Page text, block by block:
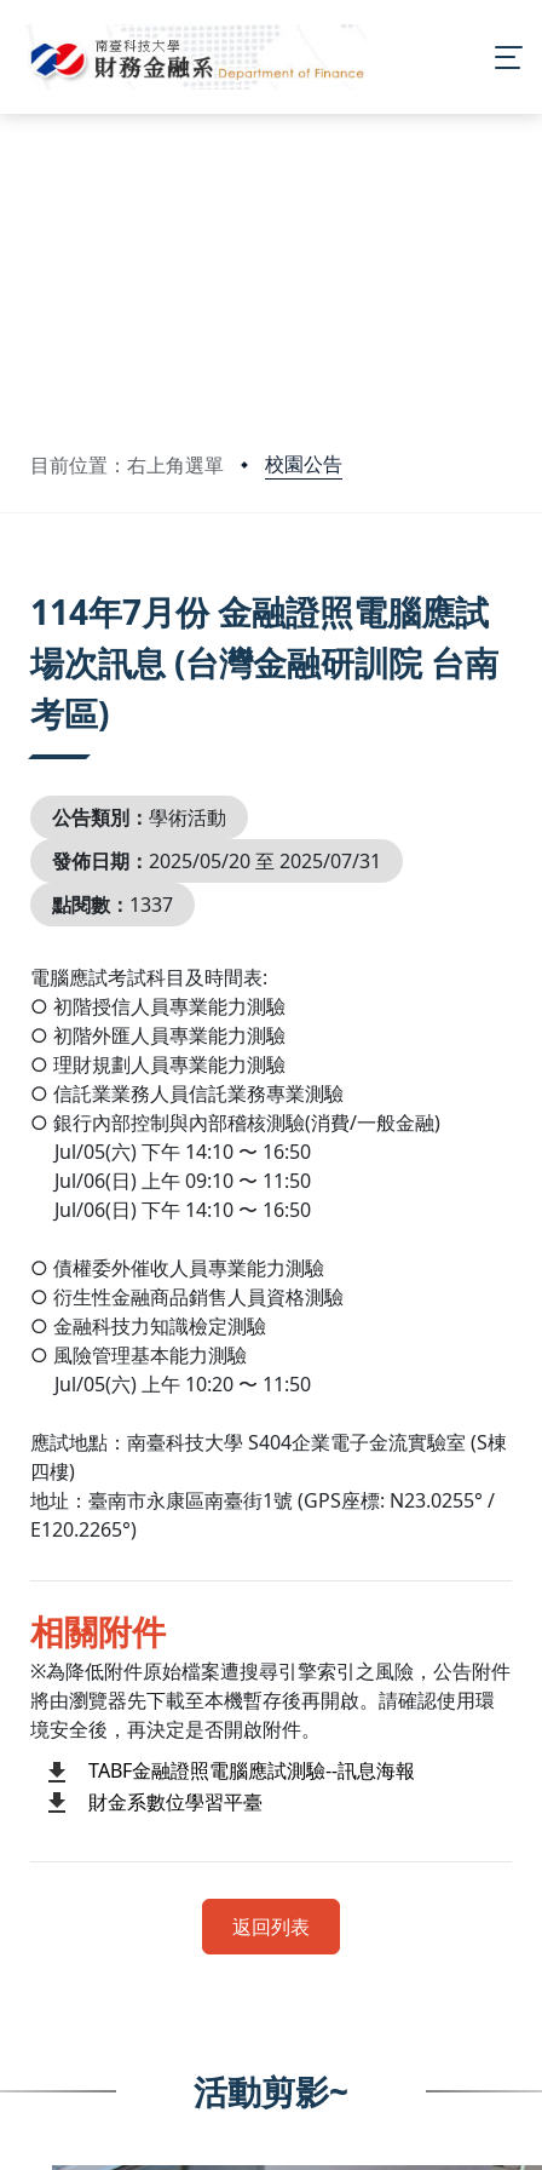
目前位置：右上角選單 校園公告
114年7月份 金融證照電腦應試
場次訊息 (台灣金融研訓院 台南
考區)
公告類別： 學術活動
發佈日期： 2025/05/20 至 2025/07/31
點閱數： 1337
電腦應試考試科目及時間表:
○ 初階授信人員專業能力測驗
○ 初階外匯人員專業能力測驗
○ 理財規劃人員專業能力測驗
○ 信託業業務人員信託業務專業測驗
○ 銀行內部控制與內部稽核測驗(消費/一般金融)
Jul/05(六) 下午 14:10 〜 16:50
Jul/06(日) 上午 09:10 〜 11:50
Jul/06(日) 下午 14:10 〜 16:50
○ 債權委外催收人員專業能力測驗
○ 衍生性金融商品銷售人員資格測驗
○ 金融科技力知識檢定測驗
○ 風險管理基本能力測驗
Jul/05(六) 上午 10:20 〜 11:50
應試地點：南臺科技大學 S404企業電子金流實驗室 (S棟
四樓)
地址：臺南市永康區南臺街1號 (GPS座標: N23.0255° /
E120.2265°)
相關附件
※為降低附件原始檔案遭搜尋引擎索引之風險，公告附件
將由瀏覽器先下載至本機暫存後再開啟。請確認使用環
境安全後，再決定是否開啟附件。
TABF金融證照電腦應試測驗--訊息海報
財金系數位學習平臺
返回列表
活動剪影~